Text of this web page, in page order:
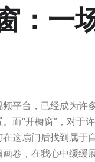
：一
平台，已经成为许
而“开橱窗”，对于
这扇门后找到属于
卷，在我心中缓缓展